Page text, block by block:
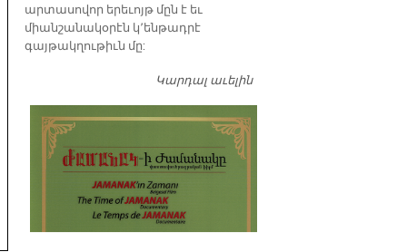
արտասովոր երեւոյթ մըն է եւ
միանշանակօրէն կ՚ենթադրէ
գայթակղութիւն մը:
Կարդալ աւելինԴատել…